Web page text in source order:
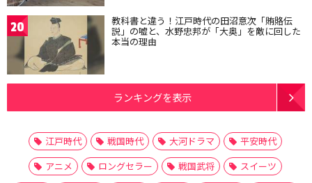
20 教科書と違う！江戸時代の田沼意次「賄賂伝
説」の嘘と、水野忠邦が「大奥」を敵に回した
本当の理由
ランキングを表示
江戸時代 戦国時代 大河ドラマ
平安時代
アニメ
ロングセラー 戦国武将
スイーツ